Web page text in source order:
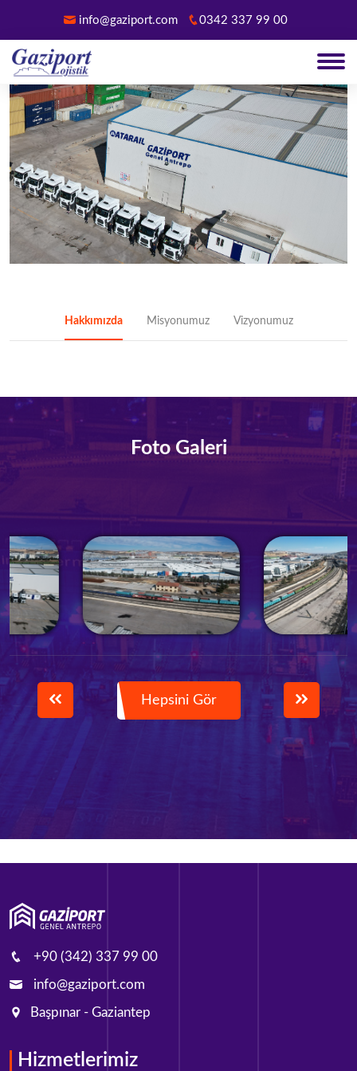
info@gaziport.com 0342 337 99 00
Hakkımızda Misyonumuz Vizyonumuz
Foto Galeri
Hepsini Gör
+90 (342) 337 99 00
info@gaziport.com
Başpınar - Gaziantep
Hizmetlerimiz